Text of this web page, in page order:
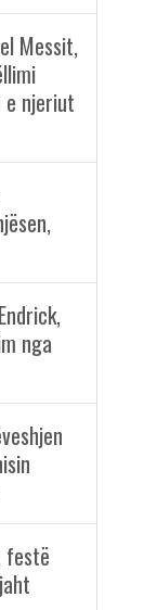
Messit,
e njeriut
nga
festë